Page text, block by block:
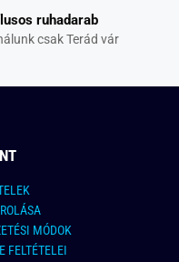
ruhadarab
csak Terád vár
MÓDOK
FELTÉTELEI